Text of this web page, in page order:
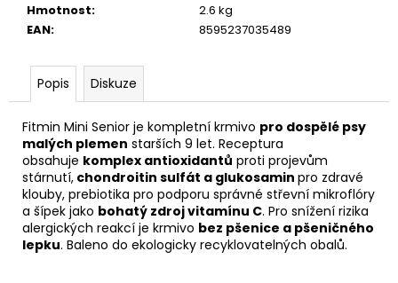
Hmotnost:
2.6 kg
EAN: 8595237035489
Popis Diskuze
Fitmin Mini Senior je kompletní krmivo pro dospělé psy
malých plemen starších 9 let. Receptura
obsahuje komplex antioxidantů proti projevům
stárnutí, chondroitin sulfát a glukosamin pro zdravé
klouby, prebiotika pro podporu správné střevní mikroflóry
a šípek jako bohatý zdroj vitamínu C. Pro snížení rizika
alergických reakcí je krmivo bez pšenice a pšeničného
lepku. Baleno do ekologicky recyklovatelných obalů.
KRŮTÍ
PATE
400G
46